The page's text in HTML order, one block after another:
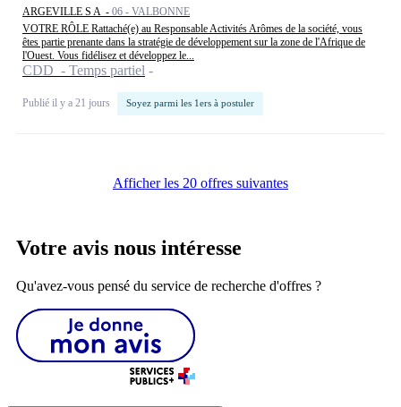
ARGEVILLE S A - 06 - VALBONNE
VOTRE RÔLE Rattaché(e) au Responsable Activités Arômes de la société, vous
êtes partie prenante dans la stratégie de développement sur la zone de l'Afrique de
l'Ouest. Vous fidélisez et développez le...
CDD - Temps partiel
Publié il y a 21 jours Soyez parmi les 1ers à postuler
Afficher les 20 offres suivantes
Votre avis nous intéresse
Qu'avez-vous pensé du service de recherche d'offres ?